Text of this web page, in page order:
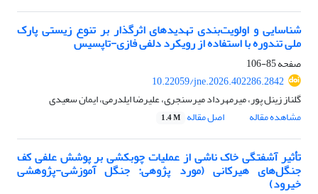
شناسایی و اولویت‌بندی تهدیدهای اثرگذار بر تنوع زیستی پارک
ملی تندوره با استفاده از رویکرد دلفی فازی-تاپسیس
صفحه85-106
10.22059/jne.2026.402286.2842
گلناز زینل پور، میرمهرداد میرسنجری، علیرضا ایلدرمی، ایمان سعیدی
مشاهده مقاله
اصل مقاله 1.4 M
تأثیر آشفتگی خاک ناشی از عملیات چوبکشی بر پوشش علفی کف
جنگل‌های هیرکانی (مورد پژوهی: جنگل آموزشی-پژوهشی
خیرود)